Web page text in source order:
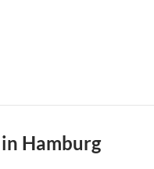
Hamburg